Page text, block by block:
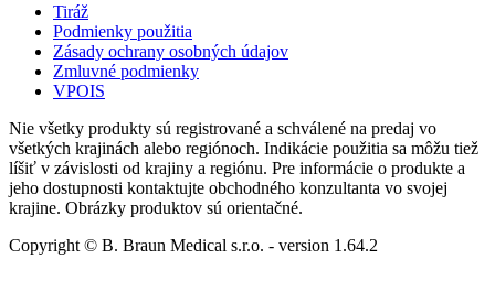
Tiráž
Podmienky použitia
Zásady ochrany osobných údajov
Zmluvné podmienky
VPOIS
Nie všetky produkty sú registrované a schválené na predaj vo
všetkých krajinách alebo regiónoch. Indikácie použitia sa môžu tiež
líšiť v závislosti od krajiny a regiónu. Pre informácie o produkte a
jeho dostupnosti kontaktujte obchodného konzultanta vo svojej
krajine. Obrázky produktov sú orientačné.
Copyright © B. Braun Medical s.r.o. - version 1.64.2